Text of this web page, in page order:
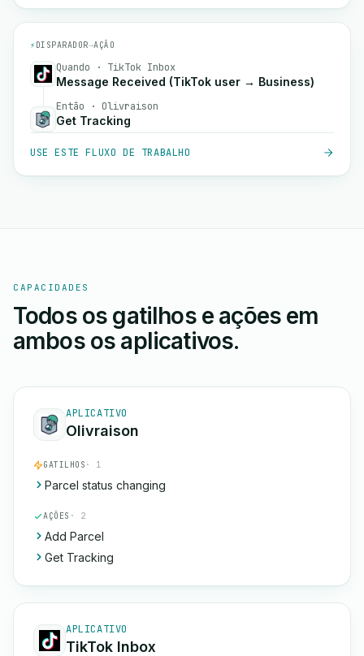
⚡ DISPARADOR→AÇÃO
Quando · TikTok Inbox
Message Received (TikTok user → Business)
Então · Olivraison
Get Tracking
USE ESTE FLUXO DE TRABALHO
CAPACIDADES
Todos os gatilhos e ações em
ambos os aplicativos.
APLICATIVO
Olivraison
GATILHOS · 1
Parcel status changing
AÇÕES · 2
Add Parcel
Get Tracking
APLICATIVO
TikTok Inbox